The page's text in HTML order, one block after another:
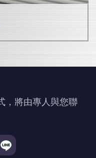
，將由專人與您聯